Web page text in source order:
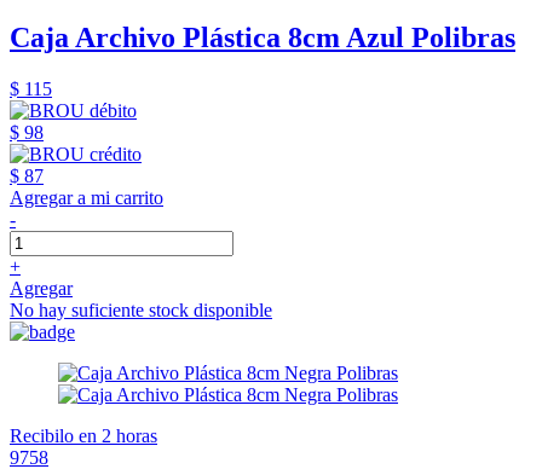
Caja Archivo Plástica 8cm Azul Polibras
$ 115
$ 98
$ 87
Agregar a mi carrito
-
+
Agregar
No hay suficiente stock disponible
Recibilo en 2 horas
9758